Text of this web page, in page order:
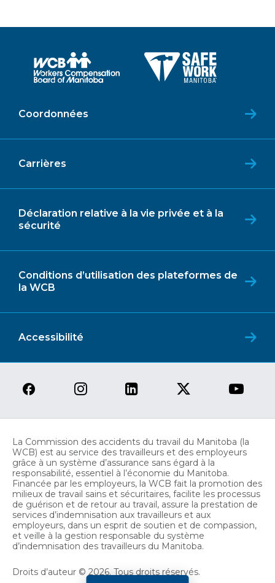
Coordonnées
Carrières
Déclaration relative à la vie privée et à la
sécurité
Conditions d’utilisation des plateformes de
la WCB
Accessibilité
La Commission des accidents du travail du Manitoba (la
WCB) est au service des travailleurs et des employeurs
grâce à un système d’assurance sans égard à la
responsabilité, essentiel à l’économie du Manitoba.
Financée par les employeurs, la WCB fait la promotion des
milieux de travail sains et sécuritaires, facilite les processus
de guérison et de retour au travail, assure la prestation de
services d’indemnisation aux travailleurs et aux
employeurs, dans un esprit de soutien et de compassion,
et veille à la gestion responsable du système
d’indemnisation des travailleurs du Manitoba.
Droits d’auteur © 2026. Tous droits réservés.